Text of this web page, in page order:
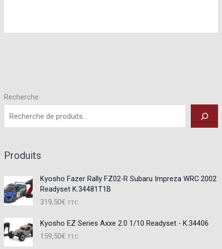
Recherche
Produits
Kyosho Fazer Rally FZ02-R Subaru Impreza WRC 2002
Readyset K.34481T1B
319,50€ TTC
Kyosho EZ Series Axxe 2.0 1/10 Readyset - K.34406
159,50€ TTC